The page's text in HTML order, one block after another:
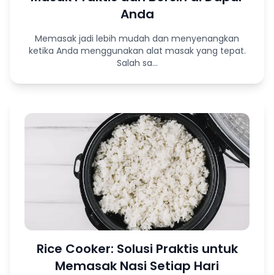
Anda
Memasak jadi lebih mudah dan menyenangkan
ketika Anda menggunakan alat masak yang tepat.
Salah sa...
Rice Cooker: Solusi Praktis untuk
Memasak Nasi Setiap Hari